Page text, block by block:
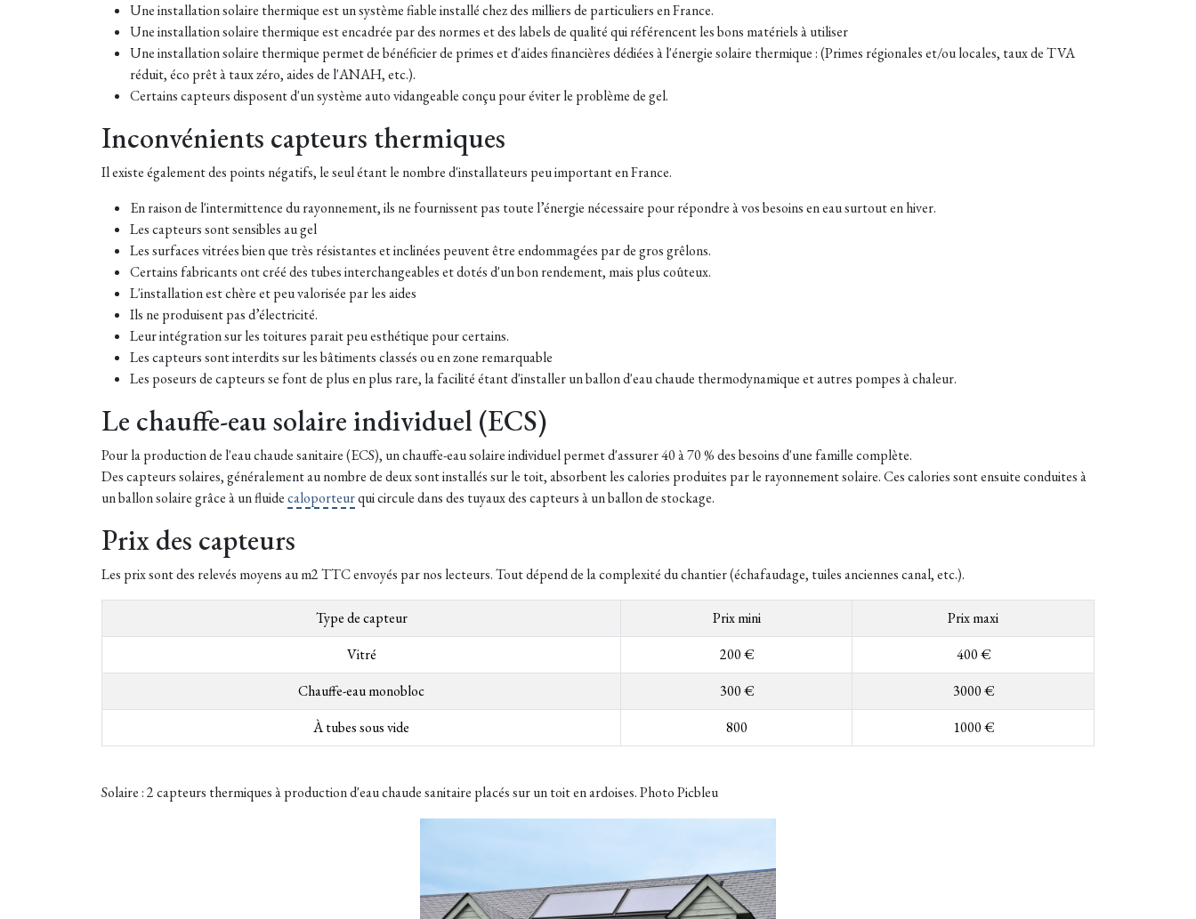
Une installation solaire thermique est un système fiable installé chez des milliers de particuliers en France.
Une installation solaire thermique est encadrée par des normes et des labels de qualité qui référencent les bons matériels à utiliser
Une installation solaire thermique permet de bénéficier de primes et d'aides financières dédiées à l'énergie solaire thermique : (Primes régionales et/ou locales, taux de TVA
réduit, éco prêt à taux zéro, aides de l'ANAH, etc.).
Certains capteurs disposent d'un système auto vidangeable conçu pour éviter le problème de gel.
Inconvénients capteurs thermiques
Il existe également des points négatifs, le seul étant le nombre d'installateurs peu important en France.
En raison de l'intermittence du rayonnement, ils ne fournissent pas toute l’énergie nécessaire pour répondre à vos besoins en eau surtout en hiver.
Les capteurs sont sensibles au gel
Les surfaces vitrées bien que très résistantes et inclinées peuvent être endommagées par de gros grêlons.
Certains fabricants ont créé des tubes interchangeables et dotés d'un bon rendement, mais plus coûteux.
L'installation est chère et peu valorisée par les aides
Ils ne produisent pas d’électricité.
Leur intégration sur les toitures parait peu esthétique pour certains.
Les capteurs sont interdits sur les bâtiments classés ou en zone remarquable
Les poseurs de capteurs se font de plus en plus rare, la facilité étant d'installer un ballon d'eau chaude thermodynamique et autres pompes à chaleur.
Le chauffe-eau solaire individuel (ECS)
Pour la production de l'eau chaude sanitaire (ECS), un chauffe-eau solaire individuel permet d'assurer 40 à 70 % des besoins d'une famille complète.
Des capteurs solaires, généralement au nombre de deux sont installés sur le toit, absorbent les calories produites par le rayonnement solaire. Ces calories sont ensuite conduites à
un ballon solaire grâce à un fluidecaloporteurqui circule dans des tuyaux des capteurs à un ballon de stockage.
Prix des capteurs
Les prix sont des relevés moyens au m2 TTC envoyés par nos lecteurs. Tout dépend de la complexité du chantier (échafaudage, tuiles anciennes canal, etc.).
Type de capteur Prix mini
Prix maxi
Vitré
200 €
400 €
Chauffe-eau monobloc
300 €
3000 €
À tubes sous vide
800 1000 €
Solaire : 2 capteurs thermiques à production d'eau chaude sanitaire placés sur un toit en ardoises. Photo Picbleu